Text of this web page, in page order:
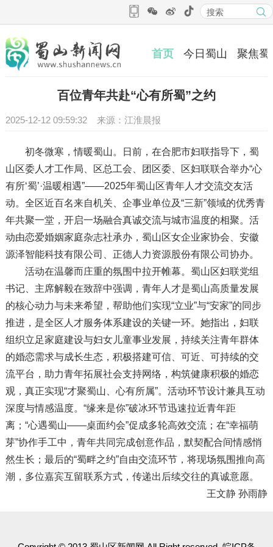
首页 今日蜀山 聚焦蜀
百位青年共赴“心有所蜀”之约
2025-12-12 09:59:32 来源：江淮晨报
初冬微寒，情暖蜀山。日前，在合肥市妇联指导下，蜀
山区委人才工作局、区总工会、团区委、区妇联联合举办“心
有所‘蜀’·温暖相遇”——2025年蜀山区青年人才交流交友活
动。全区近百名来自机关、企事业单位及“三新”领域的优秀青
年共聚一堂，开启一场融合真诚交流与城市温度的相聚。活
动由恋爱婚姻家庭杂志社承办，蜀山区女企业家协会、安徽
源泽智能科技有限公司、正德人力资源股份有限公司协办。
活动在温馨而庄重的氛围中拉开帷幕。蜀山区妇联党组
书记、主席解毅在致辞中强调，青年人才是蜀山高质量发展
的核心动力与未来希望，帮助他们实现“立业”与“安家”的同步
推进，是全区人才服务体系建设的关键一环。她指出，妇联
组织立足家庭建设与妇女儿童事业发展，持续关注青年群体
的婚恋需求与成长生态，积极搭建可信、可近、可持续的交
流平台，助力青年拓展社会支持网络，构筑健康积极的婚恋
观，真正实现“才聚蜀山、心有所属”。活动环节设计兼具互动
深度与情感温度。“缘来是你”破冰环节迅速拉近青年距
离；“心遇蜀山——桌面约会”促成多轮高效交流；在“幸福萌
芽”协作手工中，青年共同完成创意作品，默契配合间情感悄
然生长；最后的“蜀畔之约”自由交流环节，将现场氛围推向高
潮，多位嘉宾互留联系方式，传递出后续交往的真诚意愿。
王文静 孙雨静